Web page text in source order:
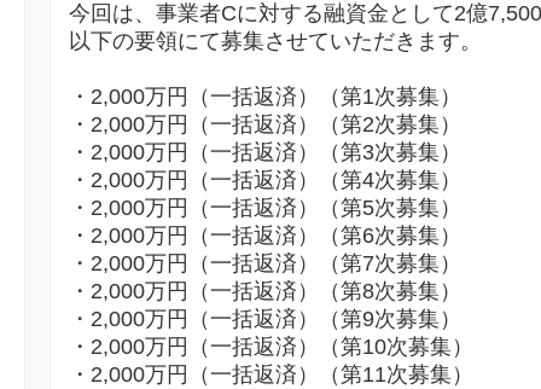
今回は、事業者Cに対する融資金として2億
以下の要領にて募集させていただきます。
・2,000万円（一括返済）（第1次募集）
・2,000万円（一括返済）（第2次募集）
・2,000万円（一括返済）（第3次募集）
・2,000万円（一括返済）（第4次募集）
・2,000万円（一括返済）（第5次募集）
・2,000万円（一括返済）（第6次募集）
・2,000万円（一括返済）（第7次募集）
・2,000万円（一括返済）（第8次募集）
・2,000万円（一括返済）（第9次募集）
・2,000万円（一括返済）（第10次募集）
・2,000万円（一括返済）（第11次募集）